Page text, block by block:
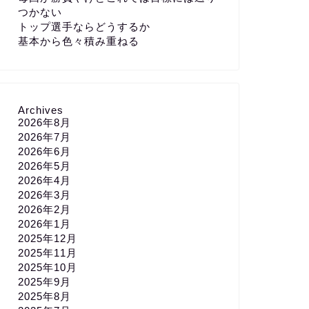
つかない
トップ選手ならどうするか
基本から色々積み重ねる
Archives
2026年8月
2026年7月
2026年6月
2026年5月
2026年4月
2026年3月
2026年2月
2026年1月
2025年12月
2025年11月
2025年10月
2025年9月
2025年8月